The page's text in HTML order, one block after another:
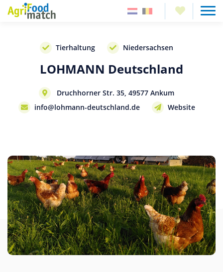
Tierhaltung Niedersachsen
LOHMANN Deutschland
Druchhorner Str. 35, 49577 Ankum
info@lohmann-deutschland.de
Website